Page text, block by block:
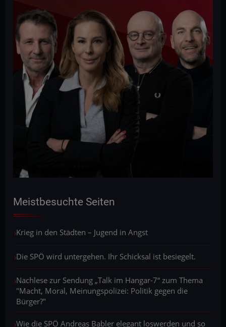
Meistbesuchte Seiten
Krieg in den Städten – Jugend in Angst
Die SPÖ wird untergehen. Ihr Schicksal ist besiegelt.
Nachlese zur Sendung „Talk im Hangar-7“ zum Thema
"Macht, Moral, Meinungspolizei: Politik gegen die
Bürger?"
Wie die SPÖ Andreas Babler elegant loswerden und so